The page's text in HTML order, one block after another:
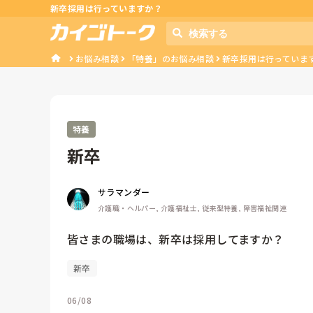
新卒採用は行っていますか？
お悩み相談 「特養」のお悩み相談 新卒採用は行っていま
特養
新卒
サラマンダー
介護職・ヘルパー, 介護福祉士, 従来型特養, 障害福祉関連
皆さまの職場は、新卒は採用してますか？
新卒
06/08